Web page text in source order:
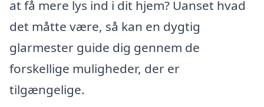
at få mere lys ind i dit hjem? Uanset hvad
det måtte være, så kan en dygtig
glarmester guide dig gennem de
forskellige muligheder, der er
tilgængelige.